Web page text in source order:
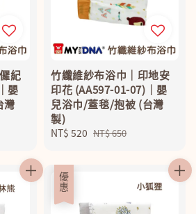
紀
嬰
灣
竹纖維紗布浴巾｜印地安
印花 (AA597-01-07)｜嬰
兒浴巾/蓋毯/抱被 (台灣
製)
Sale
NT$ 520 Regular
NT$ 650
優惠